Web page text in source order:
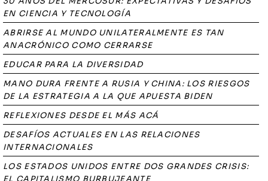
EN CIENCIA Y TECNOLOGÍA
ABRIRSE AL MUNDO UNILATERALMENTE ES TAN
ANACRÓNICO COMO CERRARSE
EDUCAR PARA LA DIVERSIDAD
MANO DURA FRENTE A RUSIA Y CHINA: LOS RIESGOS
DE LA ESTRATEGIA A LA QUE APUESTA BIDEN
REFLEXIONES DESDE EL MÁS ACÁ
DESAFÍOS ACTUALES EN LAS RELACIONES
INTERNACIONALES
LOS ESTADOS UNIDOS ENTRE DOS GRANDES CRISIS:
EL CAPITALISMO BURBUJEANTE